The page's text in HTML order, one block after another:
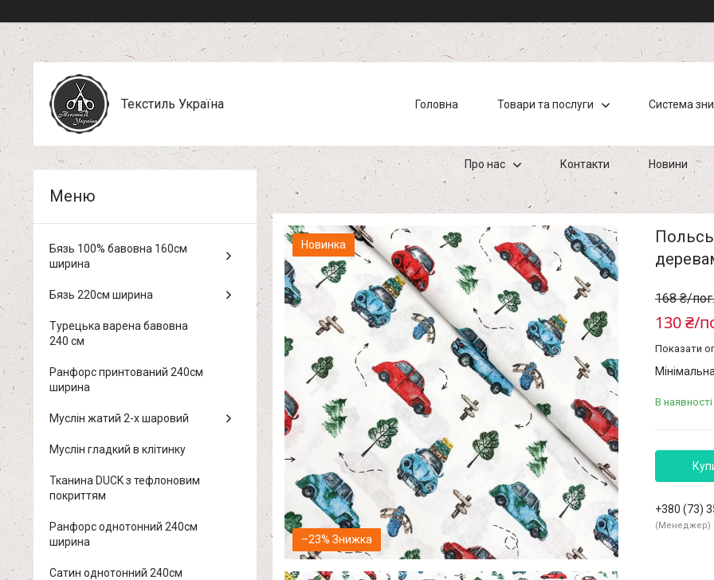
Текстиль Україна Головна Товари та послуги Система
Про нас Контакти Новини
Новинка
–23%
168 ₴/
130 ₴/
Показати
В
+380 (73)
Менеджер
Бязь 100% бавовна 160см
ширина
Бязь 220см ширина
Турецька варена бавовна
240 см
Ранфорс принтований 240см
ширина
Муслін жатий 2-х шаровий
Муслін гладкий в клітинку
Тканина DUCK з тефлоновим
покриттям
Ранфорс однотонний 240см
ширина
Сатин однотонний 240см